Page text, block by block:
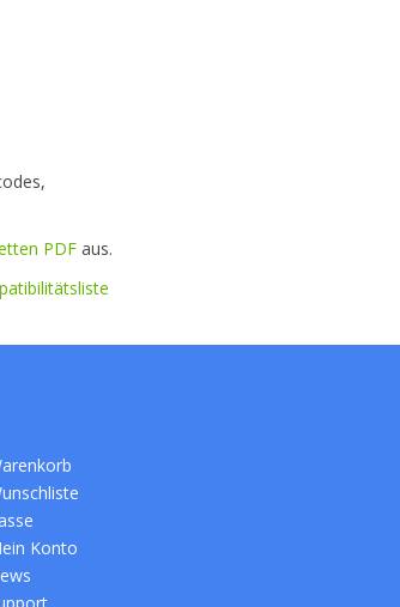
PDF aus.
Konto